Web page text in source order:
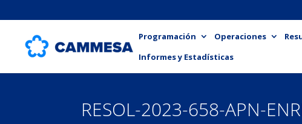
Programación Operaciones
Informes y Estadísticas
RESOL-2023-658-APN-